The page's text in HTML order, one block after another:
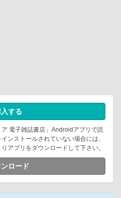
入する
電子雑誌書店」Androidアプリで読
ンストールされていない場合には、
アプリをダウンロードして下さい。
ロード